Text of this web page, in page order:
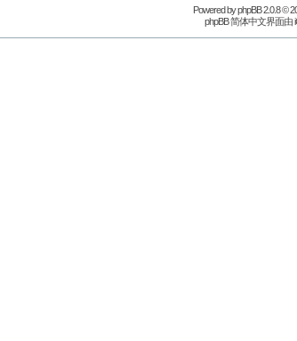
Powered byphpBB2.0.8 ©
phpBB 简体中文界面由